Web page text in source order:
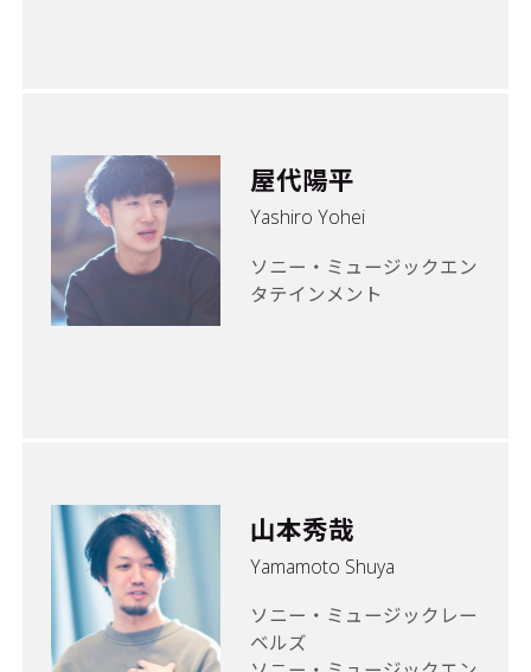
屋代陽平
Yashiro Yohei
ソニー・ミュージックエン
タテインメント
山本秀哉
Yamamoto Shuya
ソニー・ミュージックレー
ベルズ